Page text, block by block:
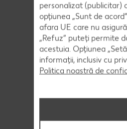
personalizat (publicitar)
opțiunea „Sunt de
afara UE care nu
„Refuz” puteți permite
acestuia. Opțiunea
informații, inclusiv cu
Politica noastră de